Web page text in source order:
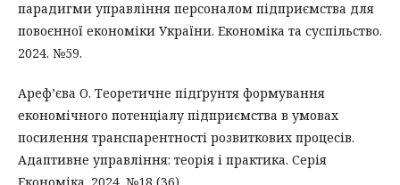
парадигми управління персоналом підприємства для
повоєнної економіки України. Економіка та суспільство.
2024. №59.
Ареф’єва О. Теоретичне підґрунтя формування
економічного потенціалу підприємства в умовах
посилення транспарентності розвиткових процесів.
Адаптивне управління: теорія і практика. Серія